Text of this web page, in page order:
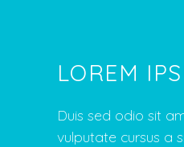
LOREM
Duis sed odio sit
vulputate cursus a